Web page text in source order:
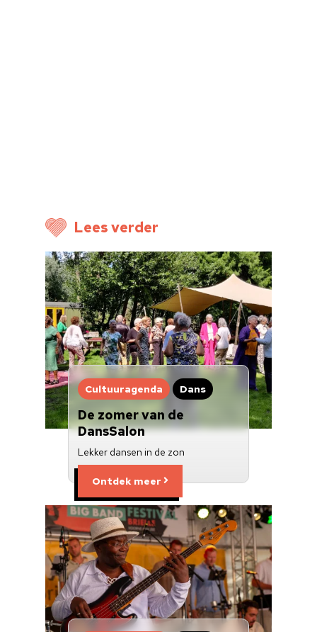
Lees verder
Cultuuragenda Dans
De zomer van de
DansSalon
Lekker dansen in de zon
Ontdek meer
Doneren